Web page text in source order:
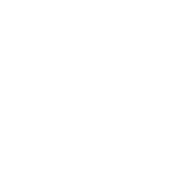
1}\end{align}